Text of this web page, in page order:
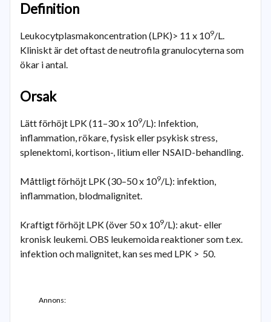
Definition
Leukocytplasmakoncentration (LPK)> 11 x 109/L.
Kliniskt är det oftast de neutrofila granulocyterna som
ökar i antal.
Orsak
Lätt förhöjt LPK (11–30 x 109/L): Infektion,
inflammation, rökare, fysisk eller psykisk stress,
splenektomi, kortison-, litium eller NSAID-behandling.
Måttligt förhöjt LPK (30–50 x 109/L): infektion,
inflammation, blodmalignitet.
Kraftigt förhöjt LPK (över 50 x 109/L): akut- eller
kronisk leukemi. OBS leukemoida reaktioner som t.ex.
infektion och malignitet, kan ses med LPK > 50.
Annons: